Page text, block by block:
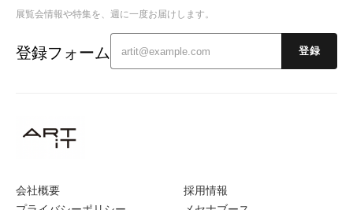
会社概要
採用情報
展覧会情報や特集を、週に一度お届けします。
登録フォーム 登録